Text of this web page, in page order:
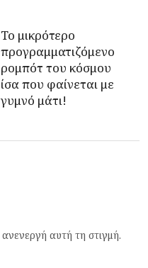
Το μικρότερο
προγραμματιζόμενο
ρομπότ του κόσμου
ίσα που φαίνεται με
γυμνό μάτι!
αυτή τη στιγμή.